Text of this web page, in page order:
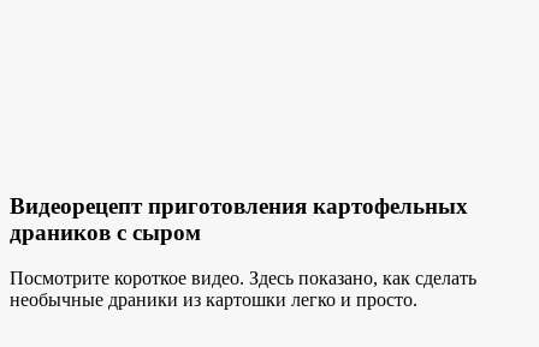
Видеорецепт приготовления картофельных
драников с сыром
Посмотрите короткое видео. Здесь показано, как сделать
необычные драники из картошки легко и просто.